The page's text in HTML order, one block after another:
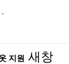
지원 새창